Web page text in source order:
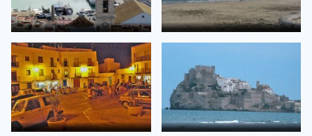
El Puerto
de iesus